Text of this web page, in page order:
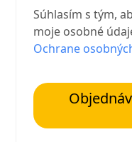
Súhlasím s tým,
moje osobné
Ochrane